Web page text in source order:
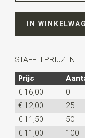
Lengteca. 52 cm
IN
STAFFELPRIJZEN
Prijs
€ 16,00
0
€ 12,00
25
€ 11,50
50
€ 11,00
100